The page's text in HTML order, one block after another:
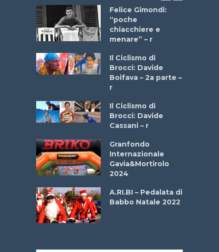
Felice Gimondi:
“poche
chiacchiere e
menare” – r
Il Ciclismo di
Brocci: Davide
Boifava – 2a parte –
r
Il Ciclismo di
Brocci: Davide
Cassani – r
Granfondo
Internazionale
Gavia&Mortirolo
2024
A.RI.BI – Pedalata di
Babbo Natale 2022